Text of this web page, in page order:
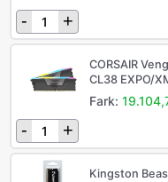
- +
CORSAIR
CL38 EXPO/
Fark:
- +
Kingston